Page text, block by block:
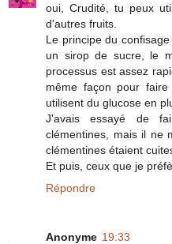
oui, Crudité, tu peux
d'autres fruits.
Le principe du
un sirop de sucre, le
processus est assez
même façon pour
utilisent du glucose en
J'avais essayé de
clémentines, mais il ne
clémentines étaient
Et puis, ceux que je
Répondre
Anonyme 19:33